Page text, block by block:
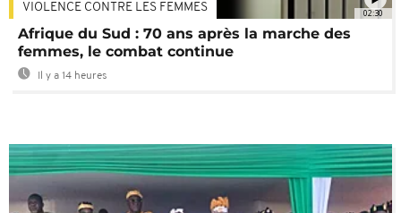
02:30
VIOLENCE CONTRE LES FEMMES
Afrique du Sud : 70 ans après la marche des
femmes, le combat continue
Il y a 14 heures